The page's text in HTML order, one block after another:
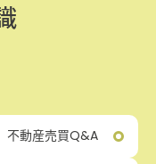
不動産売買Q&A